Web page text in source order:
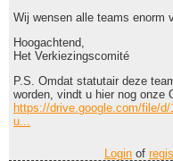
Wij wensen alle teams enorm
Hoogachtend,
Het Verkiezingscomité
P.S. Omdat statutair deze
worden, vindt u hier nog onze
https://drive.google.com/file/
u...
Login of